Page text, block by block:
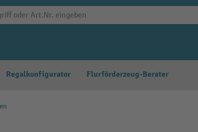
Regalkonfigurator Flurförderzeug-Berater